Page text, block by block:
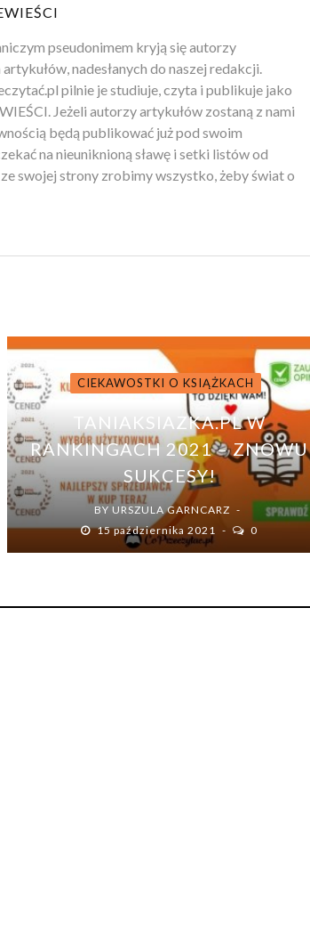
pseudonimem kryją się autorzy
nadesłanych do naszej redakcji.
pilnie je studiuje, czyta i publikuje jako
Jeżeli autorzy artykułów zostaną z nami
będą publikować już pod swoim
na nieuniknioną sławę i setki listów od
swojej strony zrobimy wszystko, żeby świat o
CIEKAWOSTKI O KSIĄŻKACH
TANIAKSIAZKA.PL W
RANKINGACH 2021 – ZNOWU
SUKCESY!
BYURSZULA GARNCARZ
15 października 2021
0